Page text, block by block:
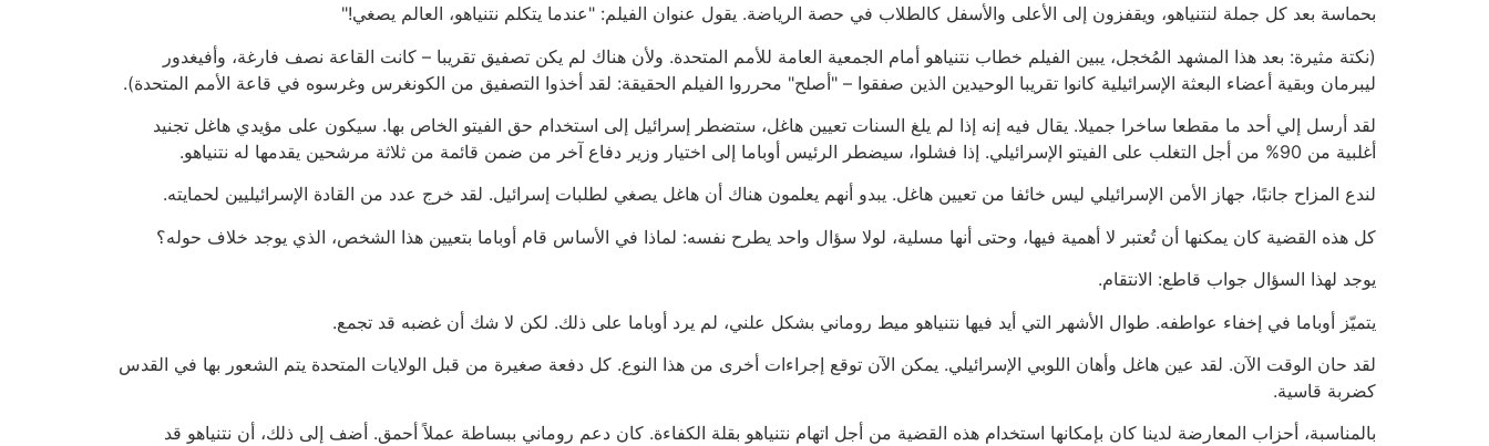
بحماسة بعد كل جملة لنتنياهو، ويقفزون إلى الأعلى والأسفل كالطلاب في حصة الرياضة. يقول عنوان الفيلم: "عندما يتكلم نتنياهو، العالم يصغي!"
(نكتة مثيرة: بعد هذا المشهد المُخجل، يبين الفيلم خطاب نتنياهو أمام الجمعية العامة للأمم المتحدة. ولأن هناك لم يكن تصفيق تقريبا – كانت القاعة نصف فارغة، وأفيغدور
ليبرمان وبقية أعضاء البعثة الإسرائيلية كانوا تقريبا الوحيدين الذين صفقوا – "أصلح" محرروا الفيلم الحقيقة: لقد أخذوا التصفيق من الكونغرس وغرسوه في قاعة الأمم المتحدة).
لقد أرسل إلي أحد ما مقطعا ساخرا جميلا. يقال فيه إنه إذا لم يلغ السنات تعيين هاغل، ستضطر إسرائيل إلى استخدام حق الفيتو الخاص بها. سيكون على مؤيدي هاغل تجنيد
أغلبية من 90% من أجل التغلب على الفيتو الإسرائيلي. إذا فشلوا، سيضطر الرئيس أوباما إلى اختيار وزير دفاع آخر من ضمن قائمة من ثلاثة مرشحين يقدمها له نتنياهو.
لندع المزاح جانبًا، جهاز الأمن الإسرائيلي ليس خائفا من تعيين هاغل. يبدو أنهم يعلمون هناك أن هاغل يصغي لطلبات إسرائيل. لقد خرج عدد من القادة الإسرائيليين لحمايته.
كل هذه القضية كان يمكنها أن تُعتبر لا أهمية فيها، وحتى أنها مسلية، لولا سؤال واحد يطرح نفسه: لماذا في الأساس قام أوباما بتعيين هذا الشخص، الذي يوجد خلاف حوله؟
يوجد لهذا السؤال جواب قاطع: الانتقام.
يتميّز أوباما في إخفاء عواطفه. طوال الأشهر التي أيد فيها نتنياهو ميط روماني بشكل علني، لم يرد أوباما على ذلك. لكن لا شك أن غضبه قد تجمع.
لقد حان الوقت الآن. لقد عين هاغل وأهان اللوبي الإسرائيلي. يمكن الآن توقع إجراءات أخرى من هذا النوع. كل دفعة صغيرة من قبل الولايات المتحدة يتم الشعور بها في القدس
كضربة قاسية.
بالمناسبة، أحزاب المعارضة لدينا كان بإمكانها استخدام هذه القضية من أجل اتهام نتنياهو بقلة الكفاءة. كان دعم روماني ببساطة عملاً أحمق. أضف إلى ذلك، أن نتنياهو قد